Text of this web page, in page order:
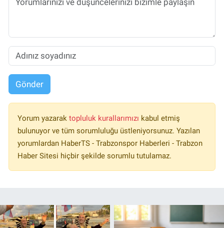
Gönder
Yorum yazarak topluluk kurallarımızı kabul etmiş
bulunuyor ve tüm sorumluluğu üstleniyorsunuz. Yazılan
yorumlardan HaberTS - Trabzonspor Haberleri - Trabzon
Haber Sitesi hiçbir şekilde sorumlu tutulamaz.